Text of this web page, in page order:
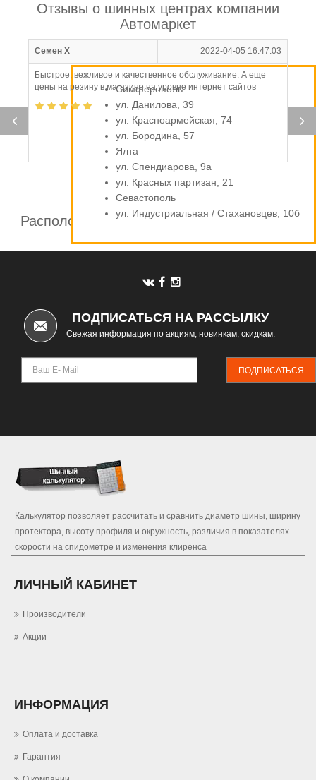
Отзывы о шинных центрах компании
Автомаркет
Семен Х 2022-04-05 16:47:03
Быстрое, вежливое и качественное обслуживание. А еще
цены на резину в магазине на уровне интернет сайтов
Расположение шинных центров компании
Симферополь
ул. Данилова, 39
ул. Красноармейская, 74
ул. Бородина, 57
Ялта
ул. Спендиарова, 9а
ул. Красных партизан, 21
Севастополь
ул. Индустриальная / Стахановцев, 10б
ПОДПИСАТЬСЯ НА РАССЫЛКУ
Свежая информация по акциям, новинкам, скидкам.
ПОДПИСАТЬСЯ
Калькулятор позволяет рассчитать и сравнить диаметр шины, ширину
протектора, высоту профиля и окружность, различия в показателях
скорости на спидометре и изменения клиренса
ЛИЧНЫЙ КАБИНЕТ
Производители
Акции
ИНФОРМАЦИЯ
Оплата и доставка
Гарантия